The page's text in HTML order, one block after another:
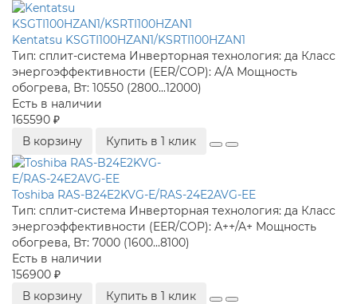
Kentatsu KSGTI100HZAN1/KSRTI100HZAN1
Тип: сплит-система Инверторная технология: да Класс
энергоэффективности (EER/COP): A/A Мощность
обогрева, Вт: 10550 (2800...12000)
Есть в наличии
165590 ₽
В корзину
Купить в 1 клик
Toshiba RAS-B24E2KVG-E/RAS-24E2AVG-EE
Тип: сплит-система Инверторная технология: да Класс
энергоэффективности (EER/COP): A++/A+ Мощность
обогрева, Вт: 7000 (1600...8100)
Есть в наличии
156900 ₽
В корзину
Купить в 1 клик